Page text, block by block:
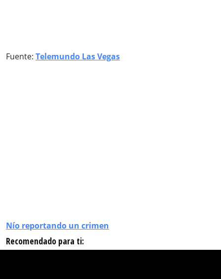
Fuente: Telemundo Las Vegas
Nío reportando un crimen
Recomendado para ti: